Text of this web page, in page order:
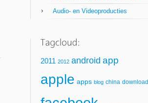
Audio- en Videoproducties
2011 2012 android app
apple apps blog china download